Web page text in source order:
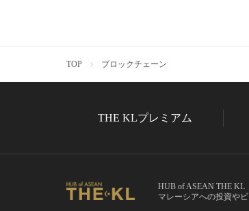
TOP ブロックチェーン
THE KLプレミアム
HUB of ASEAN THE KL
マレーシアへの投資や